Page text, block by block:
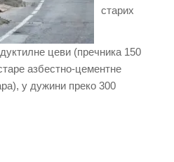
старих
цеви (пречника 150
азбестно-цементне
у дужини преко 300